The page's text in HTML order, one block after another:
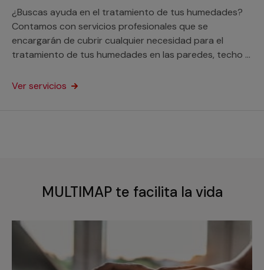
¿Buscas ayuda en el tratamiento de tus humedades?
Contamos con servicios profesionales que se
encargarán de cubrir cualquier necesidad para el
tratamiento de tus humedades en las paredes, techo o
Ver servicios
MULTIMAP te facilita la vida